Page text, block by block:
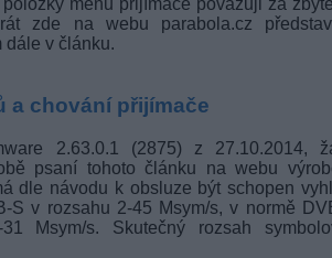
zde na webu parabola.cz
dále v článku.
a chování přijímače
2.63.0.1 (2875) z 27.10.2014,
psaní tohoto článku na webu
dle návodu k obsluze být schopen
S v rozsahu 2-45 Msym/s, v normě
Msym/s. Skutečný rozsah